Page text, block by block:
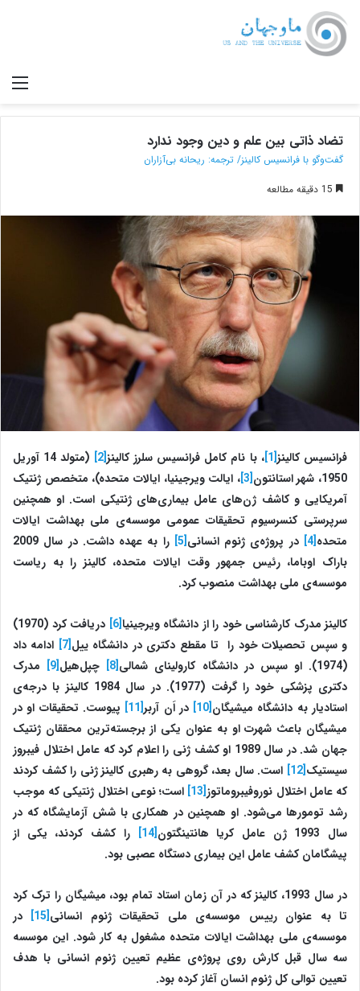
تضاد ذاتی بین علم و دین وجود ندارد
گفت‌وگو با فرانسیس کالینز/ ترجمه: ریحانه بی‌آزاران
فرانسیس کالینز[1] ، با نام کامل فرانسیس سلرز کالینز[2]
(متولد 14 آوریل
1950، شهر استانتون
[3] ، ایالت ویرجینیا، ایالات متحده)، متخصص ژنتیک
آمریکایی و کاشف ژن‌های عامل بیماری‌های ژنتیکی است. او همچنین
سرپرستی کنسرسیوم تحقیقات عمومی ‌موسسه‌ی ملی بهداشت ایالات
متحده[4] در پروژه‌ی ژنوم انسانی[5]
را به عهده داشت. در سال 2009
باراک اوباما، رئیس جمهور وقت ایالات متحده، کالینز را به ریاست
موسسه‌ی ملی بهداشت منصوب کرد.
کالینز مدرک کارشناسی خود را از دانشگاه ویرجینیا[6]
دریافت کرد (1970)
و سپس تحصیلات خود را تا مقطع دکتری در دانشگاه ییل[7]
ادامه داد
(1974). او سپس در دانشگاه کارولینای شمالی
[8] چپل‌هیل[9]
مدرک
دکتری پزشکی خود را گرفت (1977). در سال 1984 کالینز با درجه‌ی
استادیار به دانشگاه میشیگان[10] در اَن آربر[11]
پیوست. تحقیقات او در
میشیگان باعث شهرت او به عنوان یکی از برجسته‌ترین محققان ژنتیک
جهان شد. در سال 1989 او کشف ژنی را اعلام کرد که عامل اختلال فیبروز
سیستیک[12]
است. سال بعد، گروهی به رهبری کالینز ژنی را کشف کردند
که عامل اختلال نوروفیبروماتوز[13]
است؛ نوعی اختلال ژنتیکی که موجب
رشد تومورها می‌شود. او همچنین در همکاری با شش آزمایشگاه که در
سال 1993 ژن عامل کریا هانتینگتون
[14]
را کشف کردند، یکی از
پیشگامان کشف عامل این بیماری دستگاه عصبی بود.
در سال 1993، کالینز که در آن زمان استاد تمام بود، میشیگان را ترک کرد
تا به عنوان رییس موسسه‌ی ملی تحقیقات ژنوم انسانی[15]
در
‌موسسه‌ی ملی بهداشت ایالات متحده مشغول به کار شود. این موسسه
سه سال قبل کارش روی پروژه‌ی عظیم تعیین ژنوم انسانی با هدف
تعیین توالی کل ژنوم انسان آغاز کرده بود.